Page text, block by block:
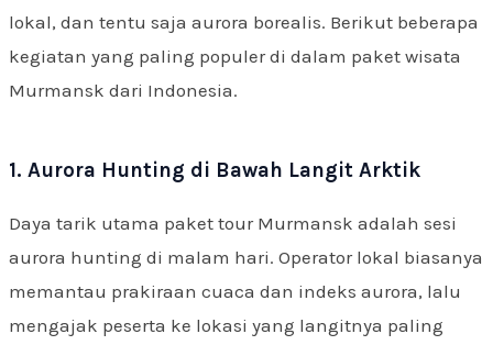
lokal, dan tentu saja aurora borealis. Berikut beberapa
kegiatan yang paling populer di dalam paket wisata
Murmansk dari Indonesia.
1. Aurora Hunting di Bawah Langit Arktik
Daya tarik utama paket tour Murmansk adalah sesi
aurora hunting di malam hari. Operator lokal biasanya
memantau prakiraan cuaca dan indeks aurora, lalu
mengajak peserta ke lokasi yang langitnya paling